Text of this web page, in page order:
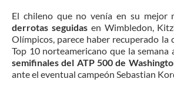
El chileno que no venía en su mejor
derrotas seguidasen Wimbledon,
Olímpicos, parece haber recuperado la
Top 10 norteamericano que la semana
semifinales del ATP 500 de
ante el eventual campeón Sebastian